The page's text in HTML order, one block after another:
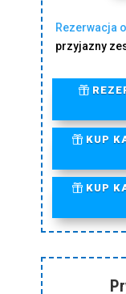
Rezerwacja
przyjazny
KUP
KUP